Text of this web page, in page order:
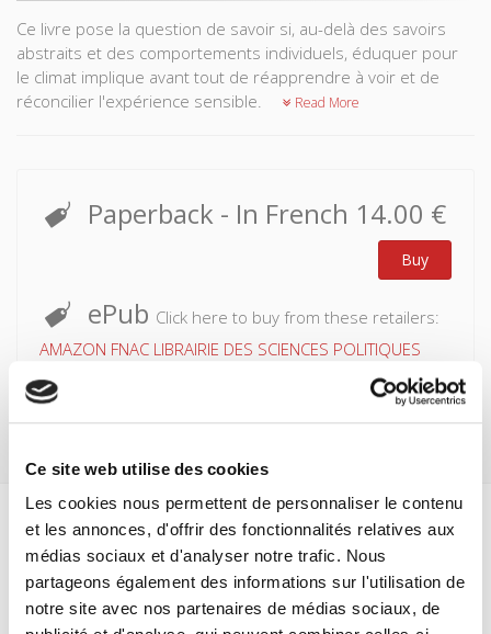
Ce site web utilise des cookies
Les cookies nous permettent de personnaliser le contenu
et les annonces, d'offrir des fonctionnalités relatives aux
médias sociaux et d'analyser notre trafic. Nous
partageons également des informations sur l'utilisation de
notre site avec nos partenaires de médias sociaux, de
Ce livre pose la question de savoir si, au-delà des savoirs
abstraits et des comportements individuels, éduquer pour
le climat implique avant tout de réapprendre à voir et de
réconcilier l'expérience sensible.
Read More
Paperback - In French 14.00 €
Buy
ePub Click here to buy from these retailers:
AMAZON FNAC LIBRAIRIE DES SCIENCES POLITIQUES
Specifications
Formats